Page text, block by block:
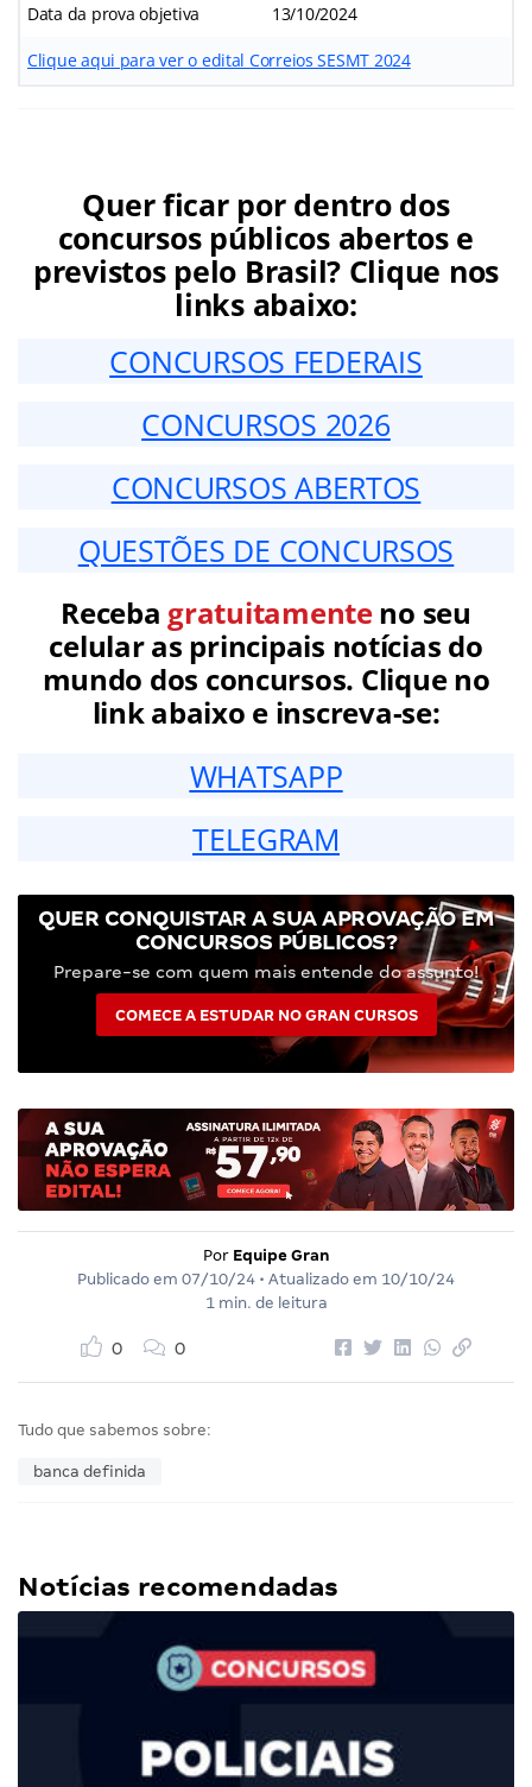
Data da prova objetiva 13/10/2024
Clique aqui para ver o edital Correios SESMT 2024
Quer ficar por dentro dos
concursos públicos abertos e
previstos pelo Brasil? Clique nos
links abaixo:
CONCURSOS FEDERAIS
CONCURSOS 2026
CONCURSOS ABERTOS
QUESTÕES DE CONCURSOS
Receba gratuitamenteno seu
celular as principais notícias do
mundo dos concursos. Clique no
link abaixo e inscreva-se:
WHATSAPP
TELEGRAM
QUER CONQUISTAR A SUA APROVAÇÃO EM
CONCURSOS PÚBLICOS?
Prepare-se com quem mais entende do assunto!
COMECE A ESTUDAR NO GRAN CURSOS
Por Equipe Gran
Publicado em 07/10/24 • Atualizado em 10/10/24
1 min. de leitura
0 0
Tudo que sabemos sobre:
banca definida
Notícias recomendadas